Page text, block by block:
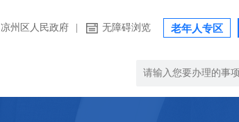
凉州区人民政府 无障碍浏览 老年人专区